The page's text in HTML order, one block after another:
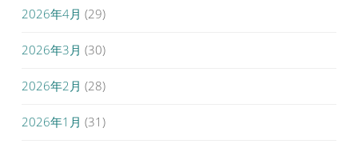
2026年4月 (29)
2026年3月 (30)
2026年2月 (28)
2026年1月 (31)